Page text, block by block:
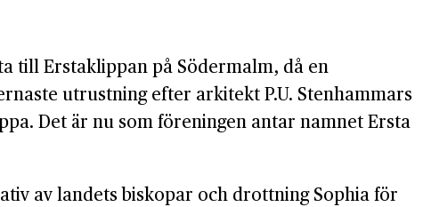
till Erstaklippan på Södermalm, då en
utrustning efter arkitekt P.U. Stenhammars
Det är nu som föreningen antar namnet Ersta
av landets biskopar och drottning Sophia för